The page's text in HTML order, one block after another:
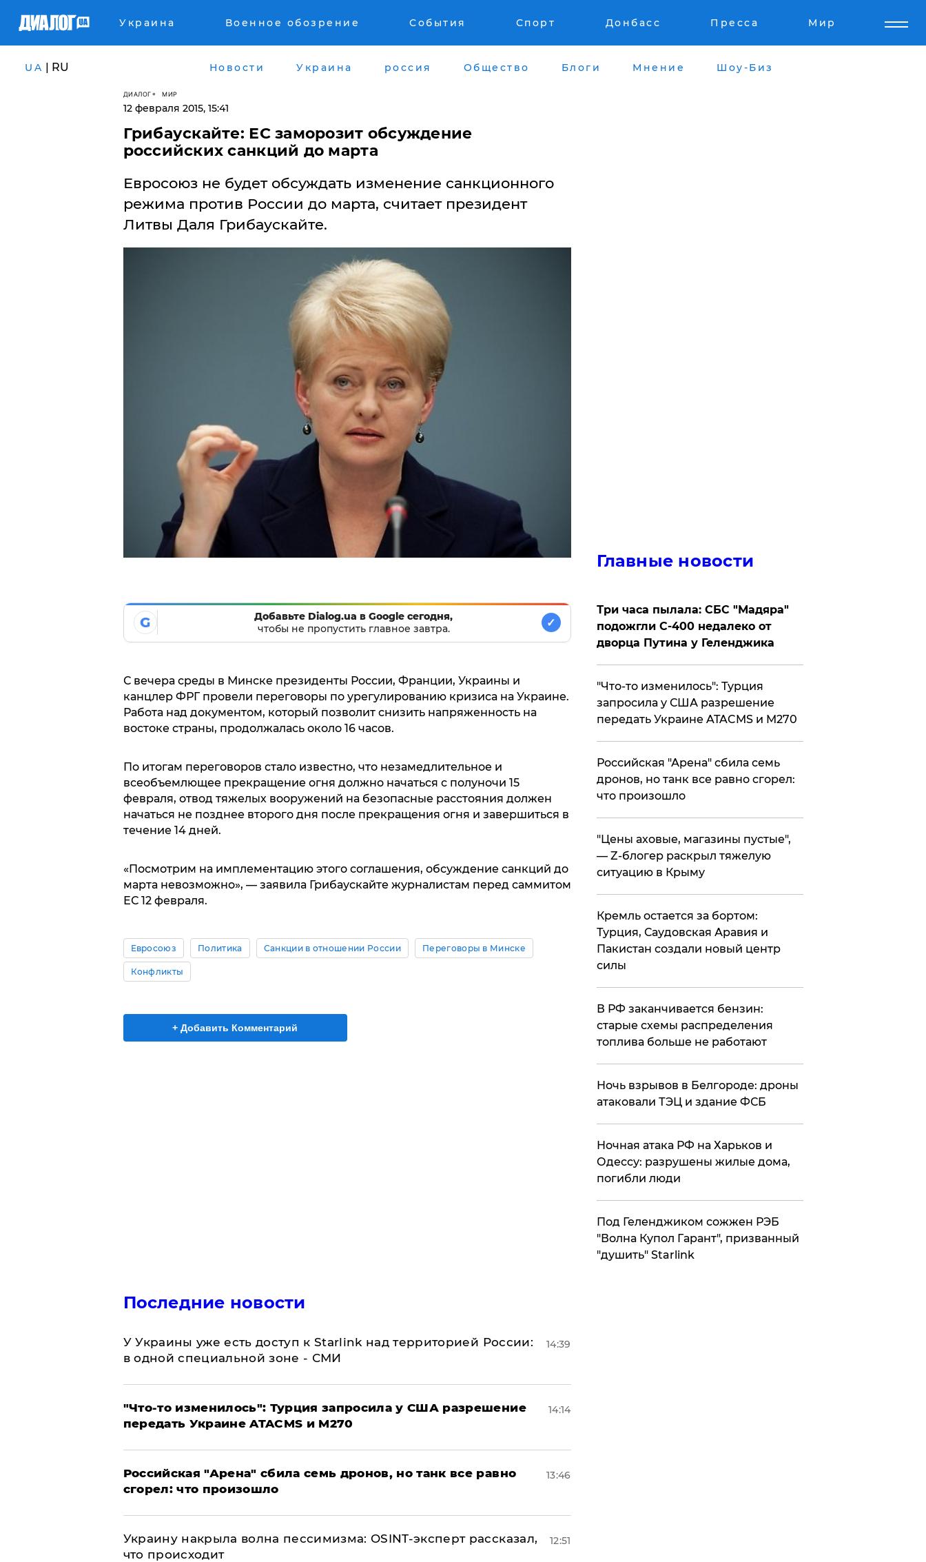
Украина Военное обозрение События Спорт Донбасс Пресса Мир
UA | RU Новости Украина россия Общество Блоги Мнение Шоу-Биз
ДИАЛОГ МИР
12 февраля 2015, 15:41
Грибаускайте: ЕС заморозит обсуждение
российских санкций до марта
Евросоюз не будет обсуждать изменение санкционного
режима против России до марта, считает президент
Литвы Даля Грибаускайте.
G
Добавьте Dialog.ua в Google сегодня,
чтобы не пропустить главное завтра.
✓
С вечера среды в Минске президенты России, Франции, Украины и
канцлер ФРГ провели переговоры по урегулированию кризиса на Украине.
Работа над документом, который позволит снизить напряженность на
востоке страны, продолжалась около 16 часов.
По итогам переговоров стало известно, что незамедлительное и
всеобъемлющее прекращение огня должно начаться с полуночи 15
февраля, отвод тяжелых вооружений на безопасные расстояния должен
начаться не позднее второго дня после прекращения огня и завершиться в
течение 14 дней.
«Посмотрим на имплементацию этого соглашения, обсуждение санкций до
марта невозможно», — заявила Грибаускайте журналистам перед саммитом
ЕС 12 февраля.
Евросоюз Политика Санкции в отношении России Переговоры в Минске
Конфликты
+ Добавить Комментарий
Последние новости
У Украины уже есть доступ к Starlink над территорией России:
в одной специальной зоне - СМИ
14:39
​"Что-то изменилось": Турция запросила у США разрешение
передать Украине ATACMS и M270
14:14
​Российская "Арена" сбила семь дронов, но танк все равно
сгорел: что произошло
13:46
​Украину накрыла волна пессимизма: OSINT-эксперт рассказал,
что происходит
12:51
Главные новости
Три часа пылала: СБС "Мадяра"
подожгли С-400 недалеко от
дворца Путина у Геленджика
​"Что-то изменилось": Турция
запросила у США разрешение
передать Украине ATACMS и M270
​Российская "Арена" сбила семь
дронов, но танк все равно сгорел:
что произошло
​"Цены аховые, магазины пустые",
— Z-блогер раскрыл тяжелую
ситуацию в Крыму
​Кремль остается за бортом:
Турция, Саудовская Аравия и
Пакистан создали новый центр
силы
​В РФ заканчивается бензин:
старые схемы распределения
топлива больше не работают
​Ночь взрывов в Белгороде: дроны
атаковали ТЭЦ и здание ФСБ
​Ночная атака РФ на Харьков и
Одессу: разрушены жилые дома,
погибли люди
Под Геленджиком сожжен РЭБ
"Волна Купол Гарант", призванный
"душить" Starlink